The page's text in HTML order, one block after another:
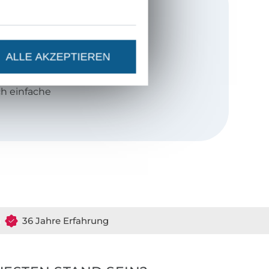
einfache
auch
36 Jahre Erfahrung
ALLE AKZEPTIEREN